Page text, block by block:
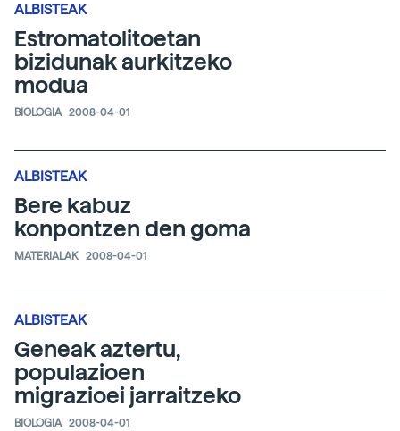
ALBISTEAK
Estromatolitoetan
bizidunak aurkitzeko
modua
BIOLOGIA 2008-04-01
ALBISTEAK
Bere kabuz
konpontzen den goma
MATERIALAK 2008-04-01
ALBISTEAK
Geneak aztertu,
populazioen
migrazioei jarraitzeko
BIOLOGIA 2008-04-01